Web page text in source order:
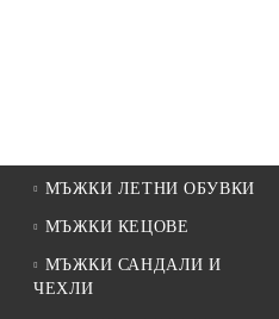
МЪЖКИ ЛЕТНИ ОБУВКИ
МЪЖКИ КЕЦОВЕ
МЪЖКИ САНДАЛИ И
ЧЕХЛИ